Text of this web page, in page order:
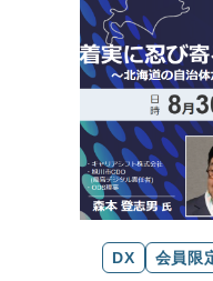
DX 会員限